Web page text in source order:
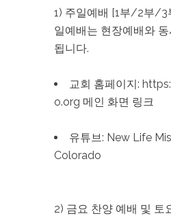
1) 주일예배 [1부/2부/3
일예배는 현장예배와
됩니다.
교회 홈페이지:
o.org 메인 화면 링크
유튜브: New Life
Colorado
2) 금요 찬양 예배 및 토